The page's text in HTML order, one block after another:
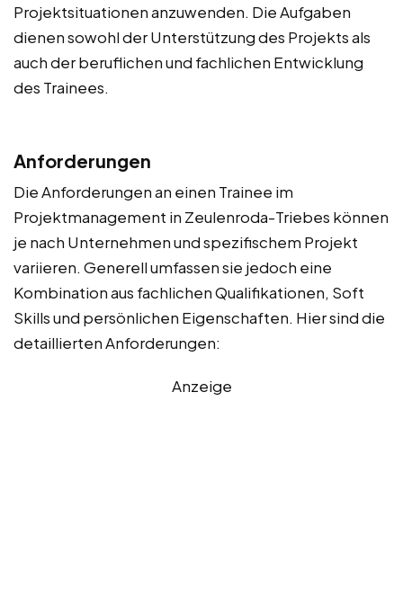
Projektsituationen anzuwenden. Die Aufgaben
dienen sowohl der Unterstützung des Projekts als
auch der beruflichen und fachlichen Entwicklung
des Trainees.
Anforderungen
Die Anforderungen an einen Trainee im
Projektmanagement in Zeulenroda-Triebes können
je nach Unternehmen und spezifischem Projekt
variieren. Generell umfassen sie jedoch eine
Kombination aus fachlichen Qualifikationen, Soft
Skills und persönlichen Eigenschaften. Hier sind die
detaillierten Anforderungen:
Anzeige